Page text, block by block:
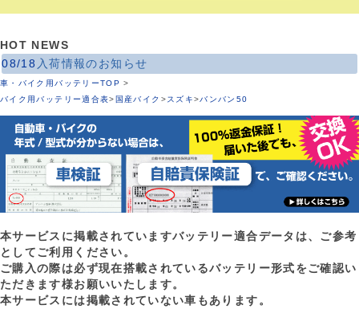
HOT NEWS
08/18 入荷情報のお知らせ
車・バイク用バッテリーTOP >
バイク用バッテリー適合表> 国産バイク >スズキ>バンバン50
本サービスに掲載されていますバッテリー適合データは、ご参考
としてご利用ください。
ご購入の際は必ず現在搭載されているバッテリー形式をご確認い
ただきます様お願いいたします。
本サービスには掲載されていない車もあります。